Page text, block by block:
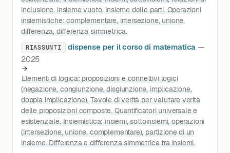
inclusione, insieme vuoto, insieme delle parti. Operazioni
insiemistiche: complementare, intersezione, unione,
differenza, differenza simmetrica.
RIASSUNTI dispense per il corso di matematica —
2025
Elementi di logica: proposizioni e connettivi logici
(negazione, congiunzione, disgiunzione, implicazione,
doppia implicazione). Tavole di verità per valutare verità
delle proposizioni composte. Quantificatori universale e
esistenziale. Insiemistica: insiemi, sottoinsiemi, operazioni
(intersezione, unione, complementare), partizione di un
insieme. Differenza e differenza simmetrica tra insiemi.